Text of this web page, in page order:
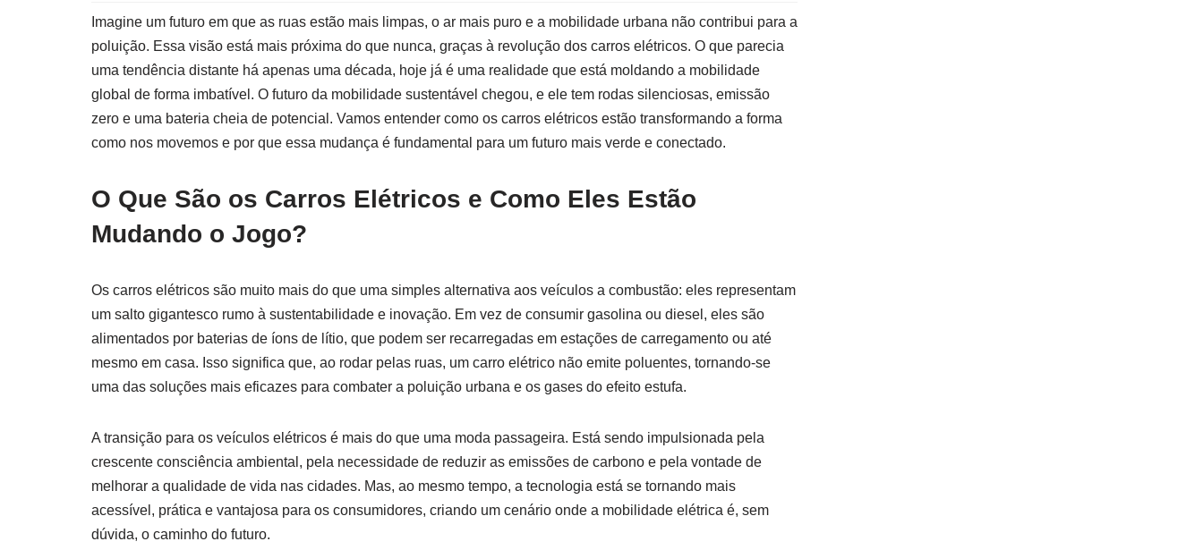
Imagine um futuro em que as ruas estão mais limpas, o ar mais puro e a mobilidade urbana não contribui para a
poluição. Essa visão está mais próxima do que nunca, graças à revolução dos carros elétricos. O que parecia
uma tendência distante há apenas uma década, hoje já é uma realidade que está moldando a mobilidade
global de forma imbatível. O futuro da mobilidade sustentável chegou, e ele tem rodas silenciosas, emissão
zero e uma bateria cheia de potencial. Vamos entender como os carros elétricos estão transformando a forma
como nos movemos e por que essa mudança é fundamental para um futuro mais verde e conectado.
O Que São os Carros Elétricos e Como Eles Estão
Mudando o Jogo?
Os carros elétricos são muito mais do que uma simples alternativa aos veículos a combustão: eles representam
um salto gigantesco rumo à sustentabilidade e inovação. Em vez de consumir gasolina ou diesel, eles são
alimentados por baterias de íons de lítio, que podem ser recarregadas em estações de carregamento ou até
mesmo em casa. Isso significa que, ao rodar pelas ruas, um carro elétrico não emite poluentes, tornando-se
uma das soluções mais eficazes para combater a poluição urbana e os gases do efeito estufa.
A transição para os veículos elétricos é mais do que uma moda passageira. Está sendo impulsionada pela
crescente consciência ambiental, pela necessidade de reduzir as emissões de carbono e pela vontade de
melhorar a qualidade de vida nas cidades. Mas, ao mesmo tempo, a tecnologia está se tornando mais
acessível, prática e vantajosa para os consumidores, criando um cenário onde a mobilidade elétrica é, sem
dúvida, o caminho do futuro.